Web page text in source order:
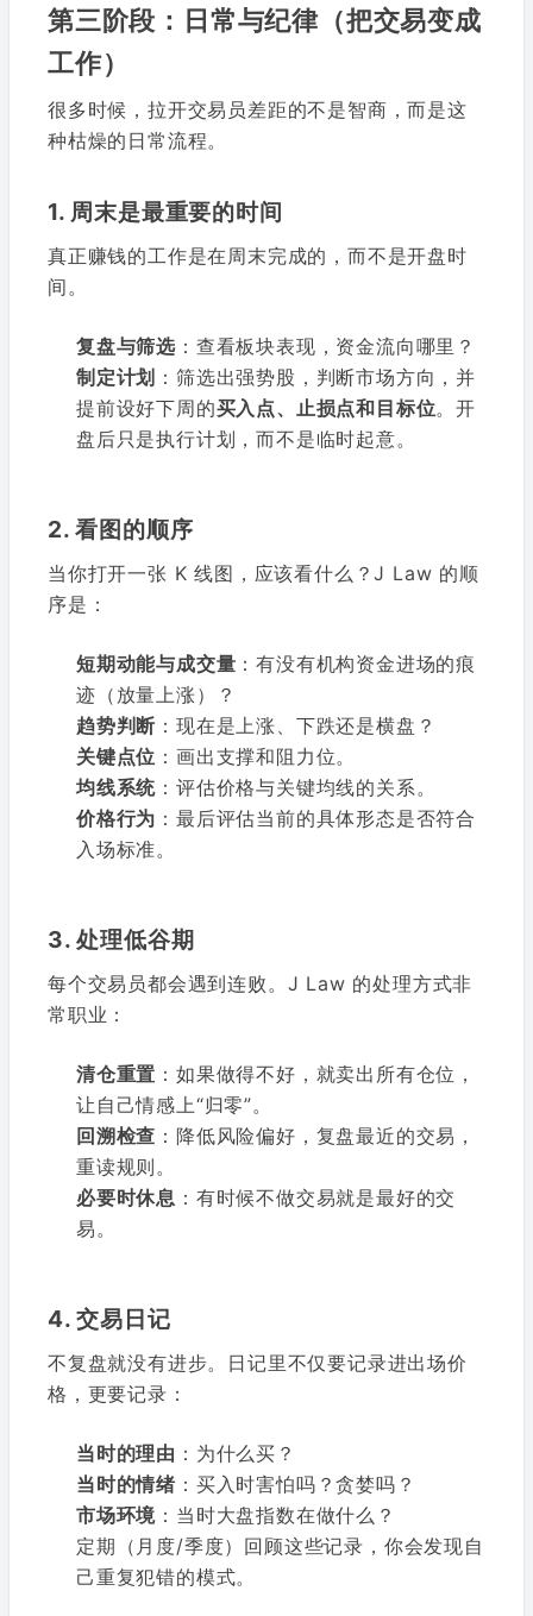
第三阶段：日常与纪律（把交易变成
工作）
很多时候，拉开交易员差距的不是智商，而是这
种枯燥的日常流程。
1. 周末是最重要的时间
真正赚钱的工作是在周末完成的，而不是开盘时
间。
复盘与筛选 ：查看板块表现，资金流向哪里？
制定计划 ：筛选出强势股，判断市场方向，并
提前设好下周的买入点、止损点和目标位。开
盘后只是执行计划，而不是临时起意。
2. 看图的顺序
当你打开一张 K 线图，应该看什么？J Law 的顺
序是：
短期动能与成交量 ：有没有机构资金进场的痕
迹（放量上涨）？
趋势判断 ：现在是上涨、下跌还是横盘？
关键点位 ：画出支撑和阻力位。
均线系统 ：评估价格与关键均线的关系。
价格行为 ：最后评估当前的具体形态是否符合
入场标准。
3. 处理低谷期
每个交易员都会遇到连败。J Law 的处理方式非
常职业：
清仓重置 ：如果做得不好，就卖出所有仓位，
让自己情感上“归零”。
回溯检查 ：降低风险偏好，复盘最近的交易，
重读规则。
必要时休息 ：有时候不做交易就是最好的交
易。
4. 交易日记
不复盘就没有进步。日记里不仅要记录进出场价
格，更要记录：
当时的理由 ：为什么买？
当时的情绪 ：买入时害怕吗？贪婪吗？
市场环境 ：当时大盘指数在做什么？
定期（月度/季度）回顾这些记录，你会发现自
己重复犯错的模式。